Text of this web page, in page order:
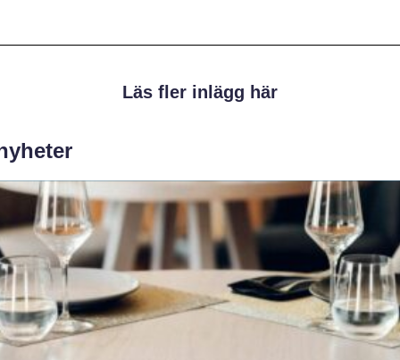
Läs fler inlägg här